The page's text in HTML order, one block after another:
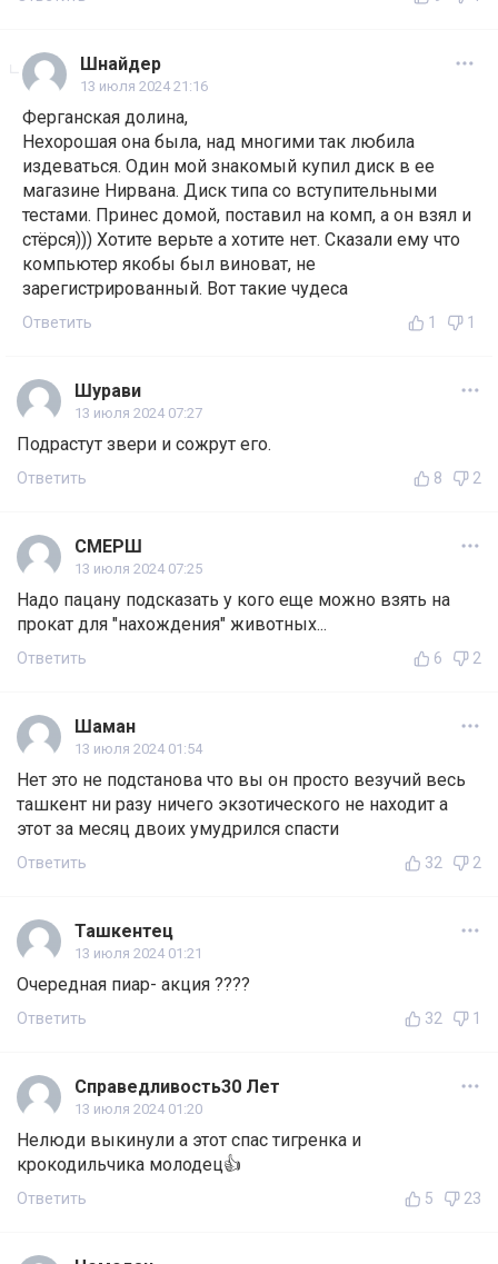
Шнайдер
13 июля 2024 21:16
Ферганская долина,
Нехорошая она была, над многими так любила
издеваться. Один мой знакомый купил диск в ее
магазине Нирвана. Диск типа со вступительными
тестами. Принес домой, поставил на комп, а он взял и
стёрся))) Хотите верьте а хотите нет. Сказали ему что
компьютер якобы был виноват, не
зарегистрированный. Вот такие чудеса
Ответить 1 1
Шурави
13 июля 2024 07:27
Подрастут звери и сожрут его.
Ответить 8 2
СМЕРШ
13 июля 2024 07:25
Надо пацану подсказать у кого еще можно взять на
прокат для "нахождения" животных...
Ответить 6 2
Шаман
13 июля 2024 01:54
Нет это не подстанова что вы он просто везучий весь
ташкент ни разу ничего экзотического не находит а
этот за месяц двоих умудрился спасти
Ответить 32 2
Ташкентец
13 июля 2024 01:21
Очередная пиар- акция ????
Ответить 32 1
Справедливость30 Лет
13 июля 2024 01:20
Нелюди выкинули а этот спас тигренка и
крокодильчика молодец👍
Ответить 5 23